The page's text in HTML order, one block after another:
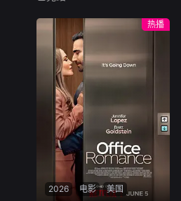
民国的上海滩，身怀绝技的孤
女画师许雁真，意外与身陷危
局的融汇银行总账姜心羽产生
交集。姜心羽遭人陷害，只得
与许雁真结盟，彼时银行欲将
国宝名画低价卖给外国人，许
雁真凭借自身精湛画技仿造名
画、偷天换日。几经波折，两
人联手在各方势力的夹缝间巧
妙周旋，共历险阻，破解重重
困境。
2026 电影 美国
热播